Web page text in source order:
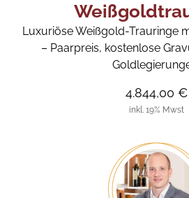
Luxuriöse Weißgold-Trauringe
– Paarpreis, kostenlose
4.844,00 €
inkl. 19% Mwst